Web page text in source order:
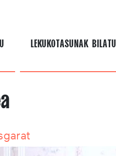
LEKUKOTASUNAK BILATU